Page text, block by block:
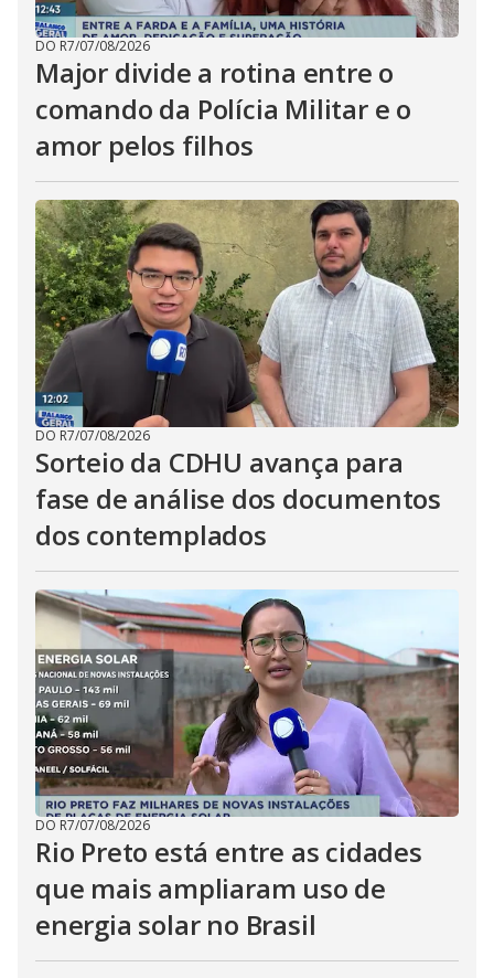
DO R7/07/08/2026
Major divide a rotina entre o
comando da Polícia Militar e o
amor pelos filhos
DO R7/07/08/2026
Sorteio da CDHU avança para
fase de análise dos documentos
dos contemplados
DO R7/07/08/2026
Rio Preto está entre as cidades
que mais ampliaram uso de
energia solar no Brasil